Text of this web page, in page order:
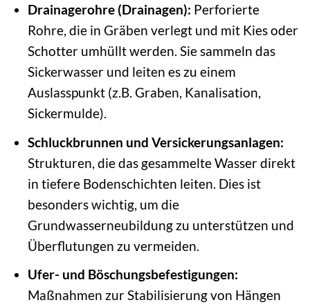
Drainagerohre (Drainagen): Perforierte
Rohre, die in Gräben verlegt und mit Kies oder
Schotter umhüllt werden. Sie sammeln das
Sickerwasser und leiten es zu einem
Auslasspunkt (z.B. Graben, Kanalisation,
Sickermulde).
Schluckbrunnen und Versickerungsanlagen:
Strukturen, die das gesammelte Wasser direkt
in tiefere Bodenschichten leiten. Dies ist
besonders wichtig, um die
Grundwasserneubildung zu unterstützen und
Überflutungen zu vermeiden.
Ufer- und Böschungsbefestigungen:
Maßnahmen zur Stabilisierung von Hängen